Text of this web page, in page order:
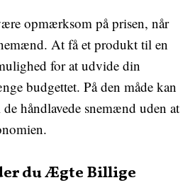
opmærksom på prisen, når
At få et produkt til en
for at udvide din
budgettet. På den måde kan
håndlavede snemænd uden at
du Ægte Billige